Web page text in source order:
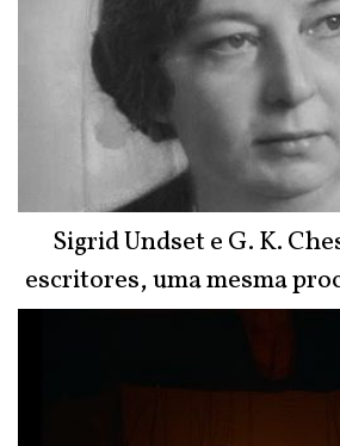
Sigrid Undset e G. K.
escritores, uma mesma